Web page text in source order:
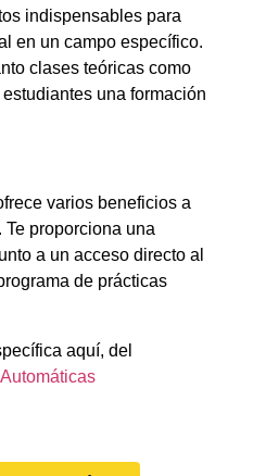
indispensables para
en un campo específico.
clases teóricas como
una formación
varios beneficios a
proporciona una
a un acceso directo al
de prácticas
aquí, del